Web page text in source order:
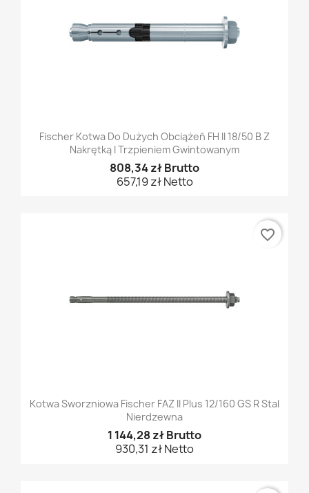
Fischer Kotwa Do Dużych Obciążeń FH II 18/50 B Z
Nakrętką I Trzpieniem Gwintowanym
808,34 zł Brutto
657,19 zł Netto
Kotwa Sworzniowa Fischer FAZ II Plus 12/160 GS R Stal
Nierdzewna
1 144,28 zł Brutto
930,31 zł Netto
favorite_border